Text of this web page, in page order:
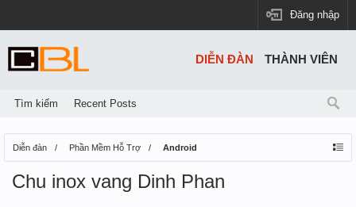
Đăng nhập
Diễn đàn Phần Mềm Hỗ Trợ Android
Chu inox vang Dinh Phan
DIỄN ĐÀN
Tìm kiếm Recent Posts
THÀNH VIÊN